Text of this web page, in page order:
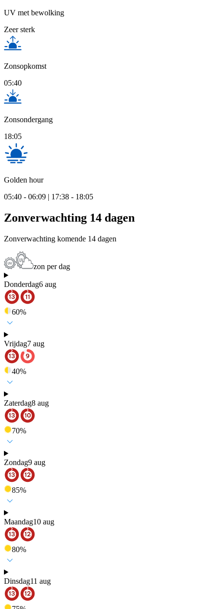
UV met bewolking
Zeer sterk
Zonsopkomst
05:40
Zonsondergang
18:05
Golden hour
05:40 - 06:09 | 17:38 - 18:05
Zonverwachting 14 dagen
Zonverwachting komende 14 dagen
zon per dag
Donderdag6 aug
60%
Vrijdag7 aug
40%
Zaterdag8 aug
70%
Zondag9 aug
85%
Maandag10 aug
80%
Dinsdag11 aug